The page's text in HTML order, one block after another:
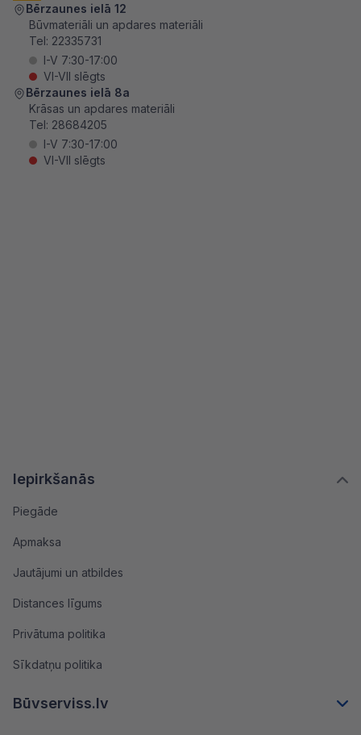
Iepirkšanās
Piegāde
Apmaksa
Jautājumi un atbildes
Distances līgums
Privātuma politika
Sīkdatņu politika
Būvserviss.lv
Bērzaunes ielā 12
Būvmateriāli un apdares materiāli
Tel: 22335731
I-V 7:30-17:00
VI-VII slēgts
Bērzaunes ielā 8a
Krāsas un apdares materiāli
Tel: 28684205
I-V 7:30-17:00
VI-VII slēgts